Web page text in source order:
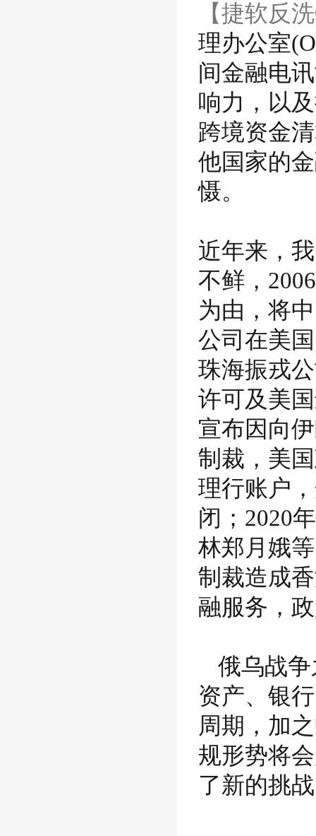
【捷软反
理办公室
间金融电
响力，以
跨境资金
他国家的
慑。
近年来，
不鲜，
为由，将
公司在美
珠海振戎
许可及美
宣布因向
制裁，美
理行账户
闭；2020
林郑月娥
制裁造成
融服务，
俄乌战
资产、银
周期，加
规形势将
了新的挑